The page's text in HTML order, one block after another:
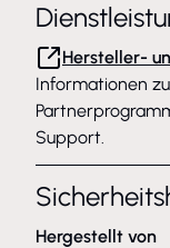
Hersteller-
Informationen
Support.
Hergestellt von